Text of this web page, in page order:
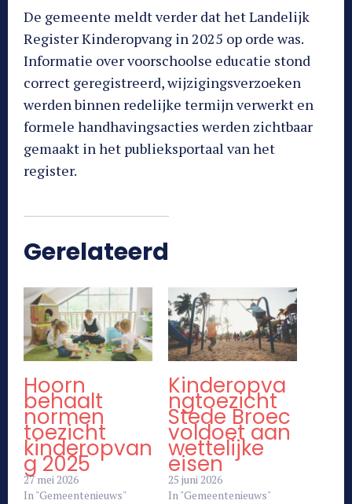
De gemeente meldt verder dat het Landelijk
Register Kinderopvang in 2025 op orde was.
Informatie over voorschoolse educatie stond
correct geregistreerd, wijzigingsverzoeken
werden binnen redelijke termijn verwerkt en
formele handhavingsacties werden zichtbaar
gemaakt in het publieksportaal van het
register.
Gerelateerd
Hoorn
behaalt
normen
toezicht
kinderopvan
g 2025
27 mei 2026
In "Gemeentenieuws"
Kinderopva
ngtoezicht
Stede Broec
voldoet aan
wettelijke
eisen
25 juni 2026
In "Gemeentenieuws"